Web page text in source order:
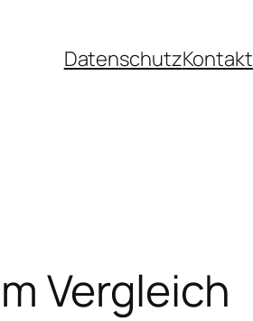
DatenschutzKontakt
Vergleich